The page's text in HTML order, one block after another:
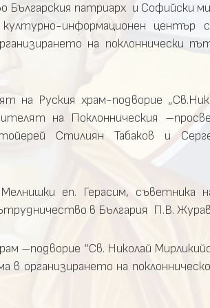
Българския патриарх и Софийски
информационен център
на поклоннически
на Руския храм-подворие
на Поклонническия
Стилиян Табаков и
еп. Герасим, съветника
в България П.В.
–подворие “Св. Николай
организирането на